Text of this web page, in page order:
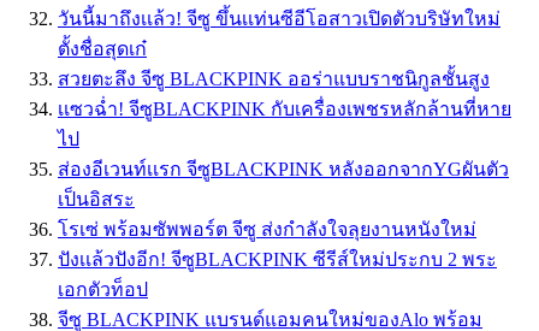
วันนี้มาถึงเเล้ว! จีซู ขึ้นเเท่นซีอีโอสาวเปิดตัวบริษัทใหม่
ตั้งชื่อสุดเก๋
สวยตะลึง จีซู BLACKPINK ออร่าแบบราชนิกูลชั้นสูง
เเซวฉ่ำ! จีซูBLACKPINK กับเครื่องเพชรหลักล้านที่หาย
ไป
ส่องอีเวนท์เเรก จีซูBLACKPINK หลังออกจากYGผันตัว
เป็นอิสระ
โรเซ่ พร้อมซัพพอร์ต จีซู ส่งกำลังใจลุยงานหนังใหม่
ปังเเล้วปังอีก! จีซูBLACKPINK ซีรีส์ใหม่ประกบ 2 พระ
เอกตัวท็อป
จีซู BLACKPINK แบรนด์แอมคนใหม่ของAlo พร้อม